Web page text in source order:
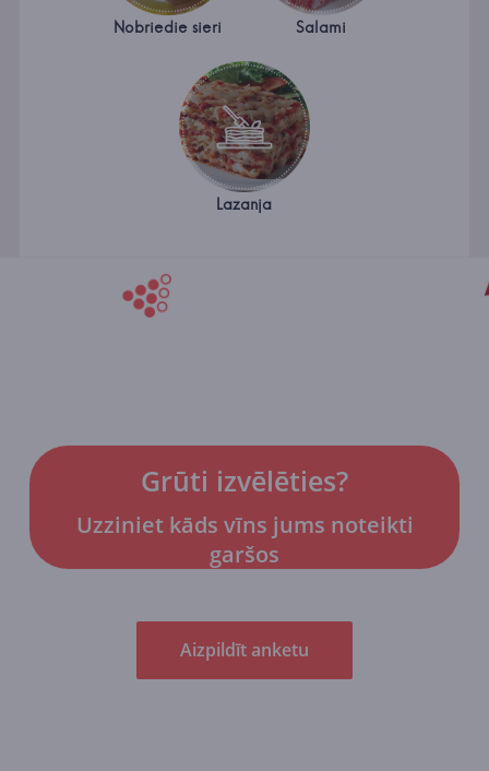
Nobriedie sieri Salami
Lazanja
Grūti izvēlēties?
Uzziniet kāds vīns jums noteikti
garšos
Aizpildīt anketu